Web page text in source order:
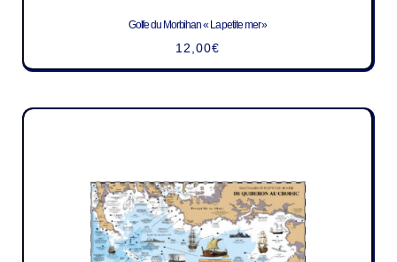
Golfe du Morbihan « La petite mer »
12,00€